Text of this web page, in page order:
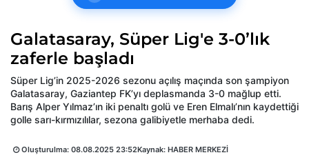
Galatasaray, Süper Lig'e 3-0’lık
zaferle başladı
Süper Lig’in 2025-2026 sezonu açılış maçında son şampiyon
Galatasaray, Gaziantep FK’yı deplasmanda 3-0 mağlup etti.
Barış Alper Yılmaz’ın iki penaltı golü ve Eren Elmalı’nın kaydettiği
golle sarı-kırmızılılar, sezona galibiyetle merhaba dedi.
Oluşturulma: 08.08.2025 23:52Kaynak: HABER MERKEZİ